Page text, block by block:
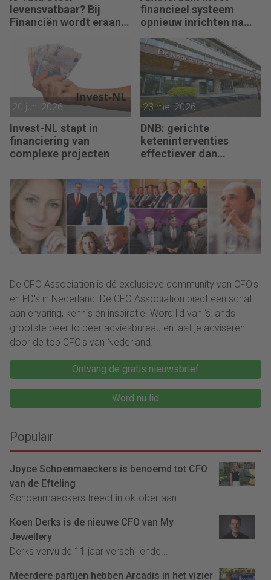
levensvatbaar? Bij
Financiën wordt eraan
financieel systeem
opnieuw inrichten na
20 juni 2026
Invest-NL stapt in
financiering van
complexe projecten
23 mei 2026
DNB: gerichte
keteninterventies
effectiever dan
inflatieschokken
De CFO Association is dé exclusieve community van CFO's
en FD's in Nederland. De CFO Association biedt een schat
aan ervaring, kennis en inspiratie. Word lid van ‘s lands
grootste peer to peer adviesbureau en laat je adviseren
door de top CFO's van Nederland.
Ontvang de gratis nieuwsbrief
Word nu lid
Populair
Joyce Schoenmaeckers is benoemd tot CFO
van de Efteling
Schoenmaeckers treedt in oktober aan....
Koen Derks is de nieuwe CFO van My
Jewellery
Derks vervulde 11 jaar verschillende...
Meerdere partijen hebben Arcadis in het vizier